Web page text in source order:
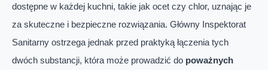
dostępne w każdej kuchni, takie jak ocet czy chlor, uznając je
za skuteczne i bezpieczne rozwiązania. Główny Inspektorat
Sanitarny ostrzega jednak przed praktyką łączenia tych
dwóch substancji, która może prowadzić do poważnych